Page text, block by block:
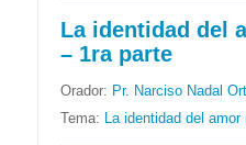
La identidad del
– 1ra parte
Orador: Pr. Narciso Nadal
Tema: La identidad del amor